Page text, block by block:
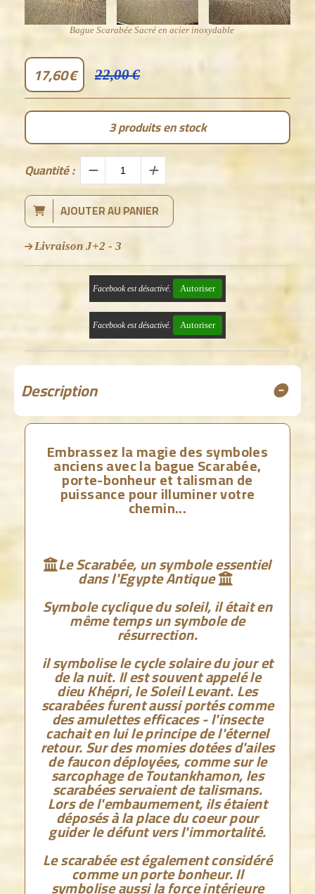
Bague Scarabée Sacré en acier inoxydable
17,60€ 22,00€
3produits en stock
Quantité :
AJOUTER AU PANIER
Livraison J+2 - 3
Facebook est désactivé. Autoriser
Facebook est désactivé. Autoriser
Description
Embrassez la magie des symboles
anciens avec la bague Scarabée,
porte-bonheur et talisman de
puissance pour illuminer votre
chemin...
Le Scarabée, un symbole essentiel
dans l'Egypte Antique 
Symbole cyclique du soleil, il était en
même temps un symbole de
résurrection.
il symbolise le cycle solaire du jour et
de la nuit. Il est souvent appelé le
dieu Khépri, le Soleil Levant. Les
scarabées furent aussi portés comme
des amulettes efficaces - l'insecte
cachait en lui le principe de l'éternel
retour. Sur des momies dotées d'ailes
de faucon déployées, comme sur le
sarcophage de Toutankhamon, les
scarabées servaient de talismans.
Lors de l'embaumement, ils étaient
déposés à la place du coeur pour
guider le défunt vers l'immortalité.
Le scarabée est également considéré
comme un porte bonheur. Il
symbolise aussi la force intérieure